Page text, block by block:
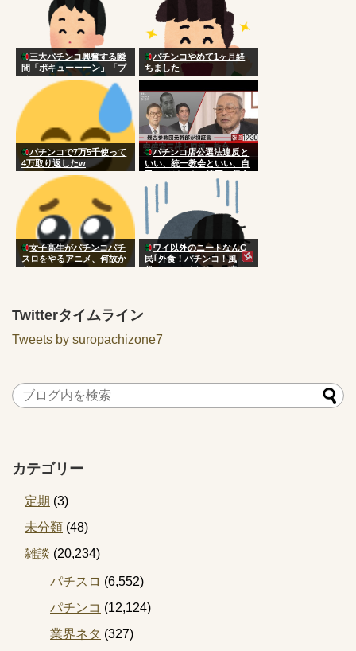
三大パチンコ興奮する瞬
間「ポキューーーン」「プ
チュン！！！！…」
パチンコやめて1ヶ月経
ちました
パチンコで7万5千使って
4万取り返したw
パチンコ店公選法違反と
いい、統一教会といい、自
民ってどこまで韓国に侵食
されてんだよｗｗｗｗｗｗ
ｗｗｗ
女子高生がパチンコパチ
スロをやるアニメ、何故か
ない
ワイ以外のニートなんG
民｢外食！パチンコ！風
俗！｣←バイタリティ凄い
Twitterタイムライン
Tweets by suropachizone7
カテゴリー
定期 (3)
未分類 (48)
雑談 (20,234)
パチスロ (6,552)
パチンコ (12,124)
業界ネタ (327)